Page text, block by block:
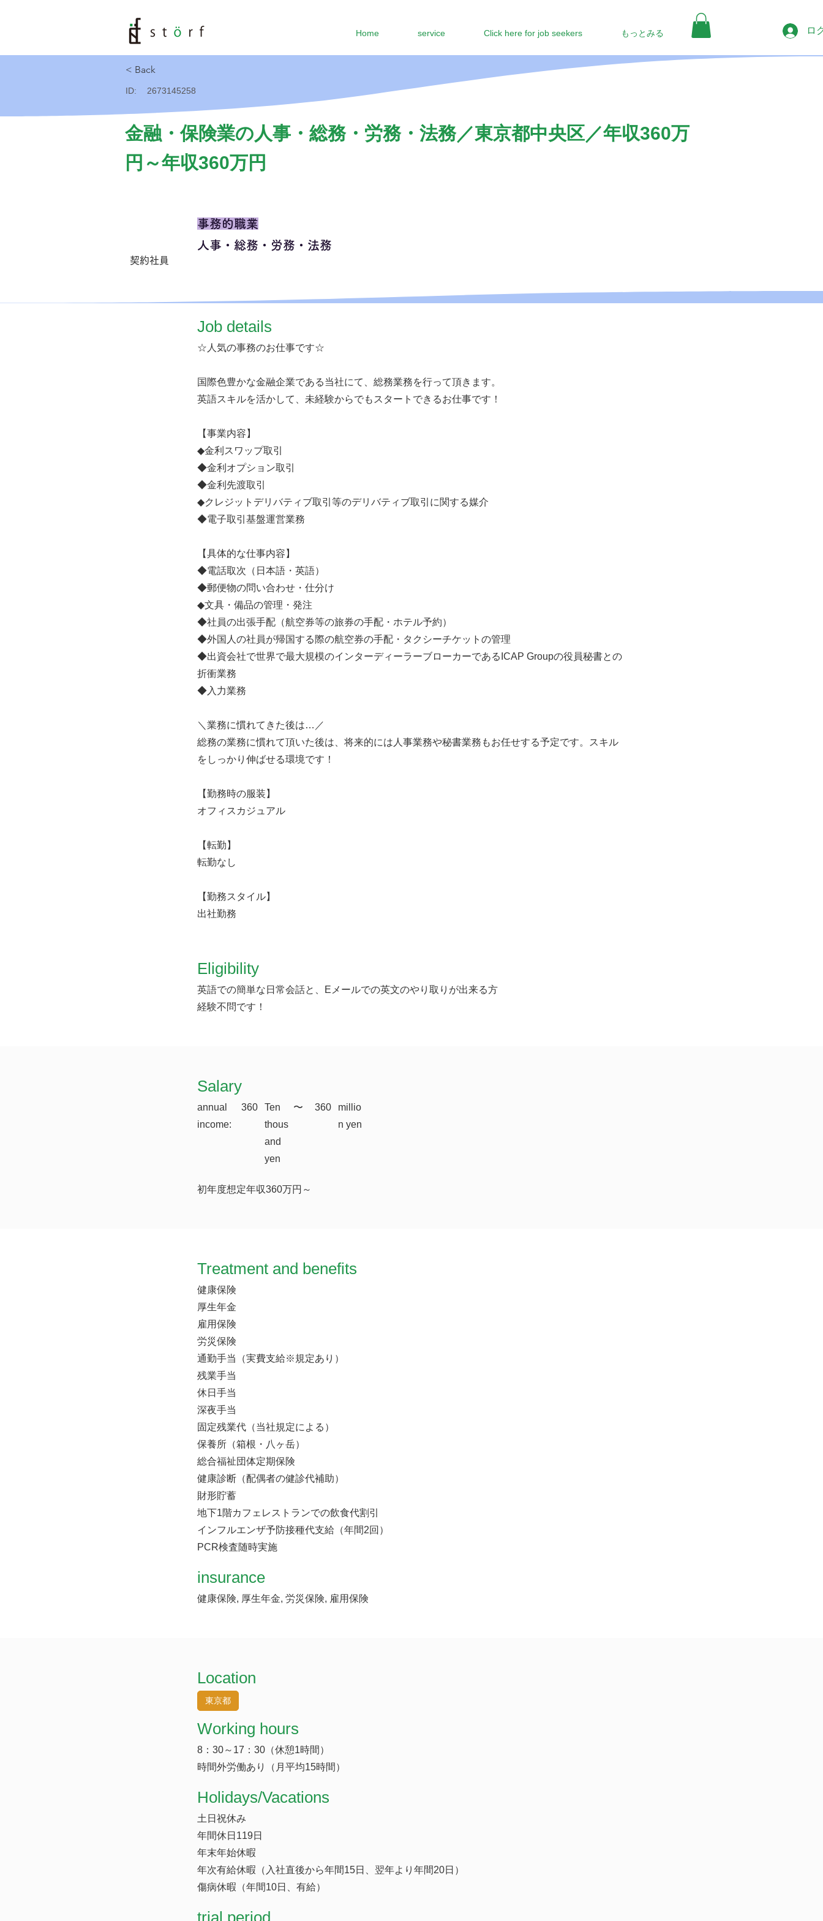
Home service Click here for job seekers もっとみる ロ
< Back
ID: 2673145258
金融・保険業の人事・総務・労務・法務／東京都中央区／年収360万
円～年収360万円
契約社員
事務的職業
人事・総務・労務・法務
​Job details
☆人気の事務のお仕事です☆
国際色豊かな金融企業である当社にて、総務業務を行って頂きます。
英語スキルを活かして、未経験からでもスタートできるお仕事です！
【事業内容】
◆金利スワップ取引
◆金利オプション取引
◆金利先渡取引
◆クレジットデリバティブ取引等のデリバティブ取引に関する媒介
◆電子取引基盤運営業務
【具体的な仕事内容】
◆電話取次（日本語・英語）
◆郵便物の問い合わせ・仕分け
◆文具・備品の管理・発注
◆社員の出張手配（航空券等の旅券の手配・ホテル予約）
◆外国人の社員が帰国する際の航空券の手配・タクシーチケットの管理
◆出資会社で世界で最大規模のインターディーラーブローカーであるICAP Groupの役員秘書との
折衝業務
◆入力業務
＼業務に慣れてきた後は…／
総務の業務に慣れて頂いた後は、将来的には人事業務や秘書業務もお任せする予定です。スキル
をしっかり伸ばせる環境です！
【勤務時の服装】
オフィスカジュアル
【転勤】
転勤なし
【勤務スタイル】
出社勤務
Eligibility
英語での簡単な日常会話と、Eメールでの英文のやり取りが出来る方
経験不問です！
​Salary
annual
income:
360
Ten
thous
and
yen
​〜 360
millio
n yen
初年度想定年収360万円～
Treatment and benefits
健康保険
厚生年金
雇用保険
労災保険
通勤手当（実費支給※規定あり）
残業手当
休日手当
深夜手当
固定残業代（当社規定による）
保養所（箱根・八ヶ岳）
総合福祉団体定期保険
健康診断（配偶者の健診代補助）
財形貯蓄
地下1階カフェレストランでの飲食代割引
インフルエンザ予防接種代支給（年間2回）
PCR検査随時実施
insurance
健康保険, 厚生年金, 労災保険, 雇用保険
Location
東京都
Working hours
8：30～17：30（休憩1時間）
時間外労働あり（月平均15時間）
​Holidays/Vacations
土日祝休み
年間休日119日
年末年始休暇
年次有給休暇（入社直後から年間15日、翌年より年間20日）
傷病休暇（年間10日、有給）
trial period